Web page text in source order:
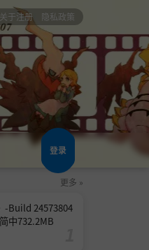
关于注册 隐私政策
登录
更多 »
-Build 24573804
中732.2MB